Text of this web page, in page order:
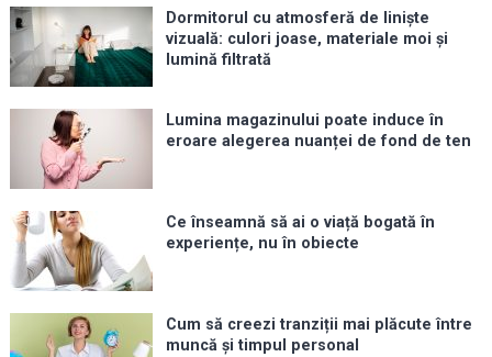
Dormitorul cu atmosferă de liniște
vizuală: culori joase, materiale moi și
lumină filtrată
Lumina magazinului poate induce în
eroare alegerea nuanței de fond de ten
Ce înseamnă să ai o viață bogată în
experiențe, nu în obiecte
Cum să creezi tranziții mai plăcute între
muncă și timpul personal